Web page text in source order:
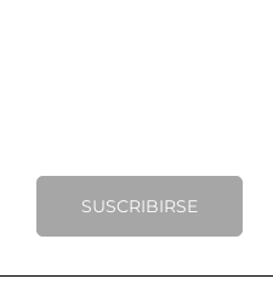
SUSCRIBIRSE